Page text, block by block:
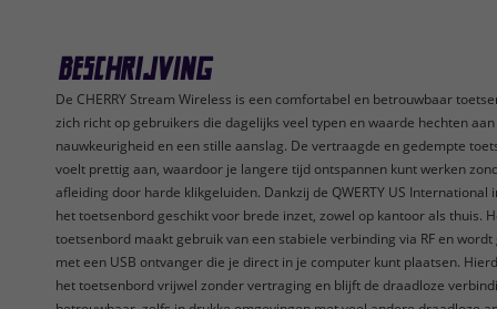
Zwart
aantal
Beschrijving
De CHERRY Stream Wireless is een comfortabel en betrouwbaar
zich richt op gebruikers die dagelijks veel typen en waarde hechten aan
nauwkeurigheid en een stille aanslag. De vertraagde en gedempte
voelt prettig aan, waardoor je langere tijd ontspannen kunt werken
afleiding door harde klikgeluiden. Dankzij de QWERTY US International
het toetsenbord geschikt voor brede inzet, zowel op kantoor als thuis.
toetsenbord maakt gebruik van een stabiele verbinding via RF en
met een USB ontvanger die je direct in je computer kunt plaatsen.
het toetsenbord vrijwel zonder vertraging en blijft de draadloze